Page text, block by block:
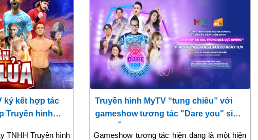
ký kết hợp tác
Truyền hình
TNHH Truyền hình
Truyền hình MyTV “tung chiêu” với
gameshow tương tác "Dare you" siêu
Gameshow tương tác hiện đang là một hiện